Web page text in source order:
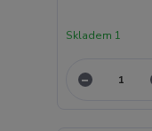
Skladem 1